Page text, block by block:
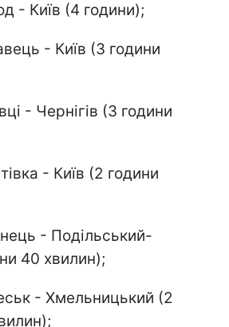
- Київ (4 години);
- Київ (3 години
- Чернігів (3 години
- Київ (2 години
- Подільський-
40 хвилин);
- Хмельницький (2